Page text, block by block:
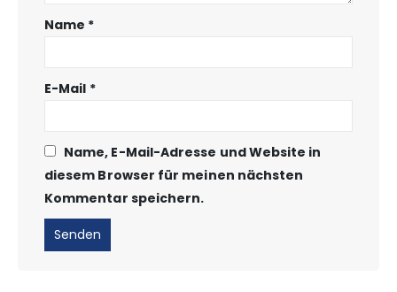
Name *
E-Mail *
Name, E-Mail-Adresse und Website in
diesem Browser für meinen nächsten
Kommentar speichern.